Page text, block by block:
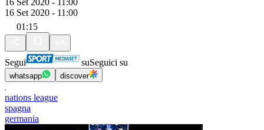
16 Set 2020 - 11:00
16 Set 2020 - 11:00
01:15
Segui suSeguici su
whatsapp discover
nations league
spagna
germania